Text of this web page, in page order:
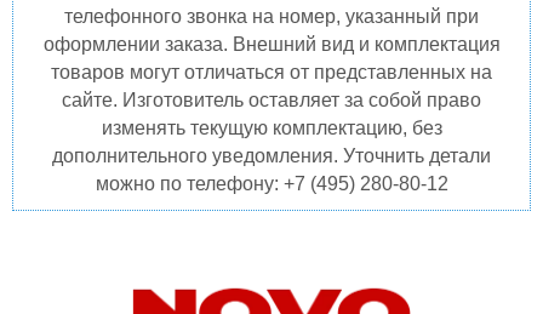
телефонного звонка на номер, указанный при
оформлении заказа. Внешний вид и комплектация
товаров могут отличаться от представленных на
сайте. Изготовитель оставляет за собой право
изменять текущую комплектацию, без
дополнительного уведомления. Уточнить детали
можно по телефону: +7 (495) 280-80-12